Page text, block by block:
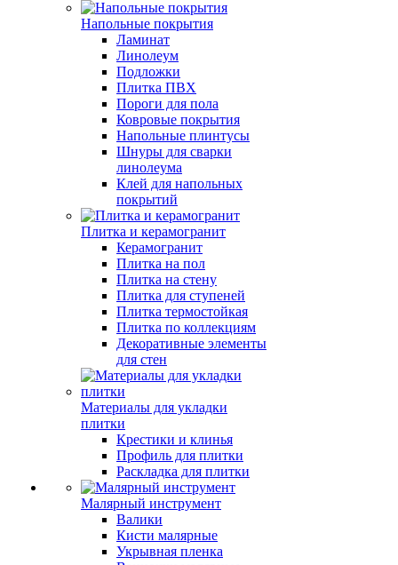
Напольные покрытия
Ламинат
Линолеум
Подложки
Плитка ПВХ
Пороги для пола
Ковровые покрытия
Напольные плинтусы
Шнуры для сварки
линолеума
Клей для напольных
покрытий
Плитка и керамогранит
Керамогранит
Плитка на пол
Плитка на стену
Плитка для ступеней
Плитка термостойкая
Плитка по коллекциям
Декоративные элементы
для стен
Материалы для укладки
плитки
Крестики и клинья
Профиль для плитки
Раскладка для плитки
Малярный инструмент
Валики
Кисти малярные
Укрывная пленка